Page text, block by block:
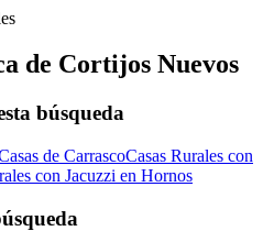
de Cortijos Nuevos
búsqueda
de CarrascoCasas Rurales con
con Jacuzzi en Hornos